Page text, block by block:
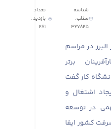
شناسه
مطلب:
327825
تعداد
بازدید :
281
در مراسم
برتر
کار گفت
اشتغال و
در توسعه
کشور ایفا